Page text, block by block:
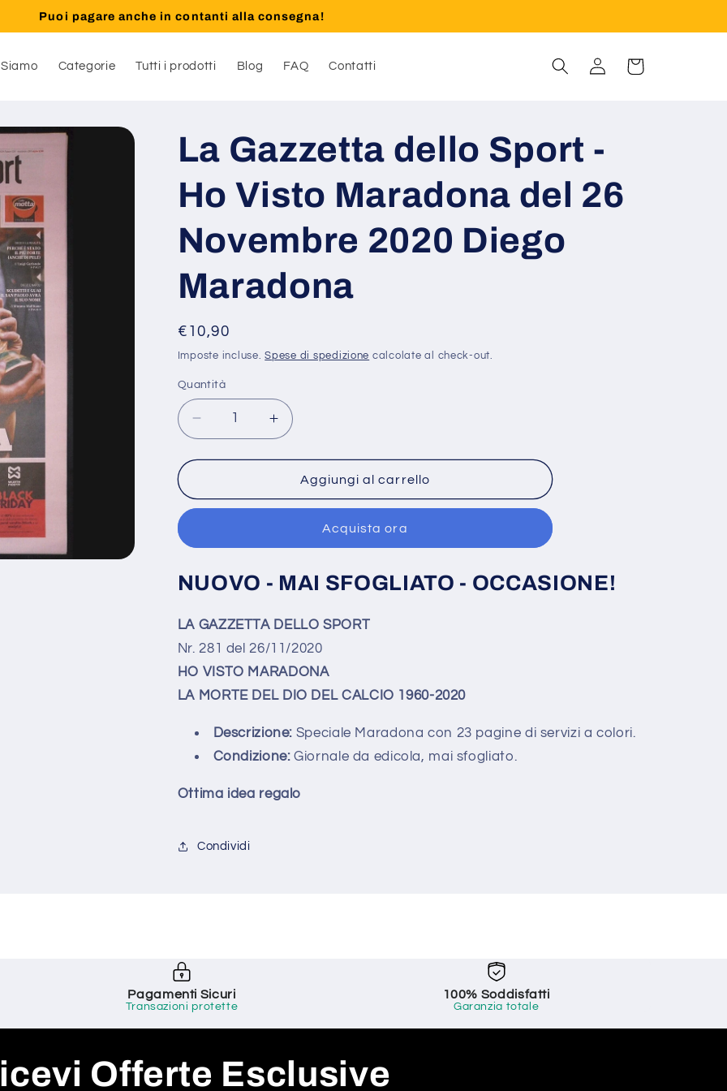
Puoi pagare anche in contanti alla consegna!
Categorie Tutti i prodotti Blog FAQ Contatti Accedi Carrello
La Gazzetta dello Sport -
Ho Visto Maradona del 26
Novembre 2020 Diego
Maradona
Prezzo
di
€10,90
Imposte incluse.Spese di spedizione calcolate al check-out.
Quantità
Diminuisci
quantità
per
Gazzetta
-
Visto
del
26
Novembre
2020
Diego
Aumenta
quantità
per
Gazzetta
-
Visto
del
26
Novembre
2020
Diego
Aggiungi al carrello
Acquista ora
NUOVO - MAI SFOGLIATO - OCCASIONE!
LA GAZZETTA DELLO SPORT
Nr. 281 del 26/11/2020
HO VISTO MARADONA
LA MORTE DEL DIO DEL CALCIO 1960-2020
Descrizione: Speciale Maradona con 23 pagine di servizi a colori.
Condizione:Giornale da edicola, mai sfogliato.
Ottima idea regalo
Condividi
Pagamenti Sicuri
Transazioni protette
100% Soddisfatti
Garanzia totale
Offerte Esclusive